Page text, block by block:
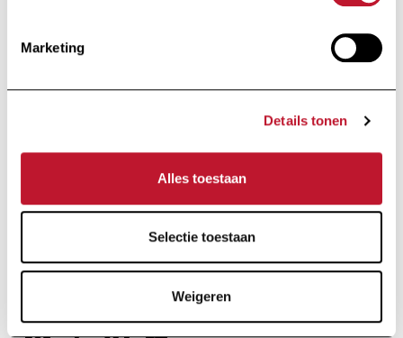
Marketing
Details tonen
Alles toestaan
Selectie toestaan
Weigeren
Stichting van openbaar nut
Bescherming van Hare